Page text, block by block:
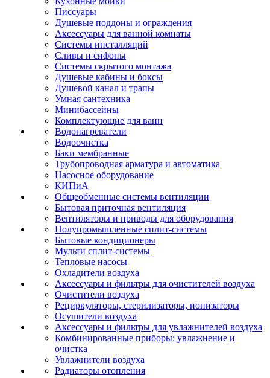
Писсуары
Душевые поддоны и ограждения
Аксессуары для ванной комнаты
Системы инсталляций
Сливы и сифоны
Системы скрытого монтажа
Душевые кабины и боксы
Душевой канал и трапы
Умная сантехника
Минибассейны
Комплектующие для ванн
Водонагреватели
Водоочистка
Баки мембранные
Трубопроводная арматура и автоматика
Насосное оборудование
КИПиА
Общеобменные системы вентиляции
Бытовая приточная вентиляция
Вентиляторы и приводы для оборудования
Полупромышленные сплит-системы
Бытовые кондиционеры
Мульти сплит-системы
Тепловые насосы
Охладители воздуха
Аксессуары и фильтры для очистителей воздуха
Очистители воздуха
Рециркуляторы, стерилизаторы, ионизаторы
Осушители воздуха
Аксессуары и фильтры для увлажнителей воздуха
Комбинированные приборы: увлажнение и
очистка
Увлажнители воздуха
Радиаторы отопления